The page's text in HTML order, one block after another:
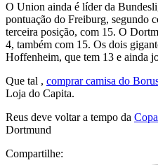
O Union ainda é líder da
pontuação do Freiburg, segundo
terceira posição, com 15. O
4, também com 15. Os dois
Hoffenheim, que tem 13 e ainda
Que tal , comprar camisa do
Loja do Capita.
Reus deve voltar a tempo da
Dortmund
Compartilhe: